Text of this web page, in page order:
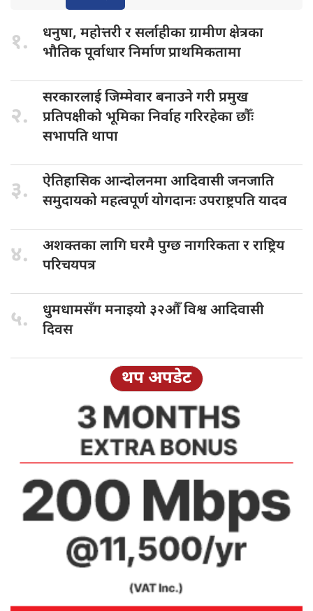
१. धनुषा, महोत्तरीर सर्लाहीका ग्रामीण क्षेत्रका
भौतिक पूर्वाधार निर्माण प्राथमिकतामा
२.
सरकारलाई जिम्मेवारबनाउने गरी प्रमुख
प्रतिपक्षीको भूमिका निर्वाह गरिरहेका छौँः
सभापति थापा
३. ऐतिहासिक आन्दोलनमाआदिवासी जनजाति
समुदायको महत्वपूर्ण योगदानः उपराष्ट्रपति यादव
४. अशक्तका लागिघरमै पुग्छ नागरिकता र राष्ट्रिय
परिचयपत्र
५. धुमधामसँग मनाइयो ३२औँ विश्व आदिवासी
दिवस
थप अपडेट